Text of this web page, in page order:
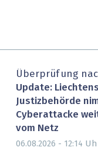
Überprüfung
Update:
Justizbehörde
Cyberattacke
vom Netz
06.08.2026 - 12:14